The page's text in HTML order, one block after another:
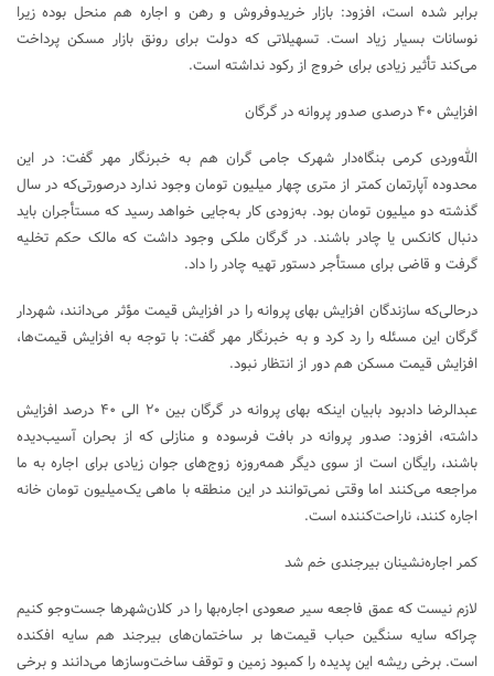
برابر شده است، افزود: بازار خریدوفروش و رهن و اجاره هم منحل بوده زیرا
نوسانات بسیار زیاد است. تسهیلاتی که دولت برای رونق بازار مسکن پرداخت
می‌کند تأثیر زیادی برای خروج از رکود نداشته است.
افزایش ۴۰ درصدی صدور پروانه در گرگان
الله‌وردی کرمی بنگاه‌دار شهرک جامی گران هم به خبرنگار مهر گفت: در این
محدوده آپارتمان کمتر از متری چهار میلیون تومان وجود ندارد درصورتی‌که در سال
گذشته دو میلیون تومان بود. به‌زودی کار به‌جایی خواهد رسید که مستأجران باید
دنبال کانکس یا چادر باشند. در گرگان ملکی وجود داشت که مالک حکم تخلیه
گرفت و قاضی برای مستأجر دستور تهیه چادر را داد.
درحالی‌که سازندگان افزایش بهای پروانه را در افزایش قیمت مؤثر می‌دانند، شهردار
گرگان این مسئله را رد کرد و به خبرنگار مهر گفت: با توجه به افزایش قیمت‌ها،
افزایش قیمت مسکن هم دور از انتظار نبود.
عبدالرضا دادبود بابیان اینکه بهای پروانه در گرگان بین ۲۰ الی ۴۰ درصد افزایش
داشته، افزود: صدور پروانه در بافت فرسوده و منازلی که از بحران آسیب‌دیده
باشند، رایگان است از سوی دیگر همه‌روزه زوج‌های جوان زیادی برای اجاره به ما
مراجعه می‌کنند اما وقتی نمی‌توانند در این منطقه با ماهی یک‌میلیون تومان خانه
اجاره کنند، ناراحت‌کننده است.
کمر اجاره‌نشینان بیرجندی خم شد
لازم نیست که عمق فاجعه سیر صعودی اجاره‌بها را در کلان‌شهرها جست‌وجو کنیم
چراکه سایه سنگین حباب قیمت‌ها بر ساختمان‌های بیرجند هم سایه افکنده
است. برخی ریشه این پدیده را کمبود زمین و توقف ساخت‌وسازها می‌دانند و برخی